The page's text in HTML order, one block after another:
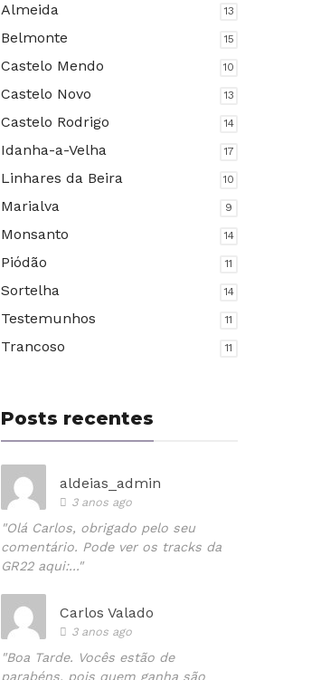
Almeida 13
Belmonte 15
Castelo Mendo 10
Castelo Novo 13
Castelo Rodrigo 14
Idanha-a-Velha 17
Linhares da Beira 10
Marialva 9
Monsanto 14
Piódão 11
Sortelha 14
Testemunhos 11
Trancoso 11
Posts recentes
aldeias_admin
3 anos ago
"Olá Carlos, obrigado pelo seu
comentário. Pode ver os tracks da
GR22 aqui:..."
Carlos Valado
3 anos ago
"Boa Tarde. Vocês estão de
parabéns, pois quem ganha são